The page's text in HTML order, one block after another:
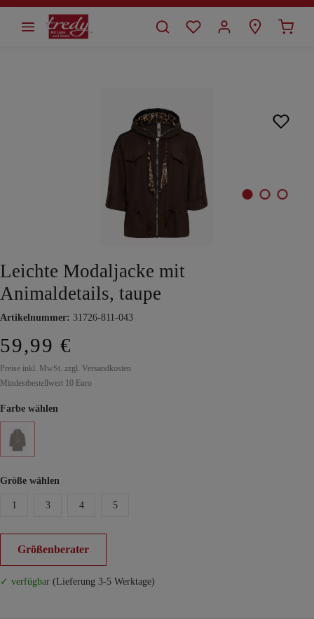
springen
Leichte Modaljacke mit
Animaldetails, taupe
Artikelnummer: 31726-811-043
59,99 €
Preise inkl. MwSt. zzgl. Versandkosten
Mindestbestellwert 10 Euro
Farbe wählen
Größe wählen
1 3 4 5
Größenberater
✓ verfügbar (Lieferung 3-5 Werktage)